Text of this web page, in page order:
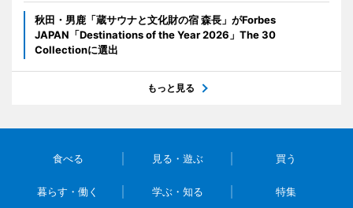
秋田・男鹿「蔵サウナと文化財の宿 森長」がForbes
JAPAN「Destinations of the Year 2026」The 30
Collectionに選出
もっと見る
食べる 見る・遊ぶ 買う
暮らす・働く 学ぶ・知る 特集